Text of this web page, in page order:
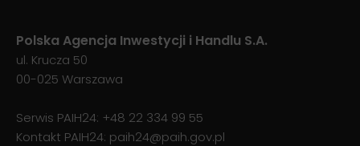
Polska Agencja Inwestycji i Handlu S.A.
ul. Krucza 50
00-025 Warszawa
Serwis PAIH24: +48 22 334 99 55
Kontakt PAIH24: paih24@paih.gov.pl